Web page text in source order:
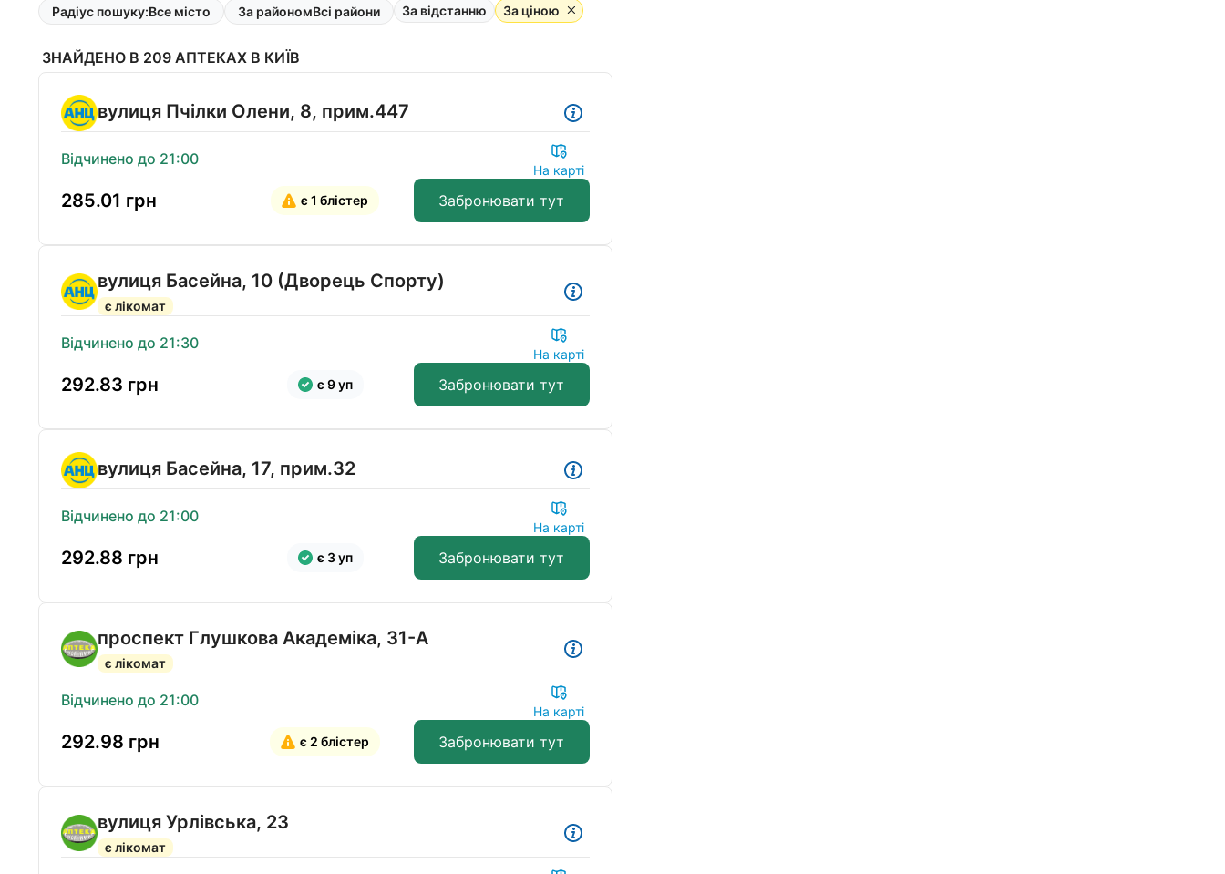
Радіус пошуку:Все місто За райономВсі райони За відстанню За ціною
ЗНАЙДЕНО В 209 АПТЕКАХ В КИЇВ
вулиця Пчілки Олени, 8, прим.447
Відчинено до 21:00
На карті
285.01 грн є 1 блістер Забронювати тут
вулиця Басейна, 10 (Дворець Спорту)
є лікомат
Відчинено до 21:30
На карті
292.83 грн є 9 уп Забронювати тут
вулиця Басейна, 17, прим.32
Відчинено до 21:00
На карті
292.88 грн є 3 уп Забронювати тут
проспект Глушкова Академіка, 31-А
є лікомат
Відчинено до 21:00
На карті
292.98 грн є 2 блістер Забронювати тут
вулиця Урлівська, 23
є лікомат